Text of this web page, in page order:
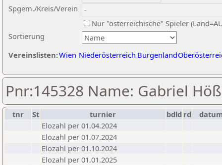
Sortierung
Spgem./Kreis/Verein
Nur "österreichische" Spieler
Vereinslisten:Wien Niederösterreich Burgenland
Pnr:145328 Name: Gabriel Höß
tnr St turnier bdld rd
Elozahl per 01.04.2024
Elozahl per 01.07.2024
Elozahl per 01.10.2024
Elozahl per 01.01.2025